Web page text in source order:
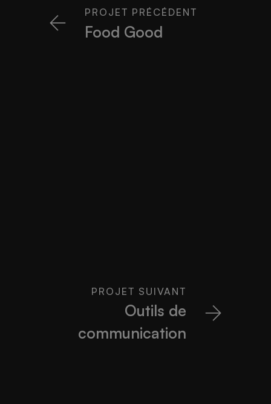
PROJET PRÉCÉDENT
Food Good
PROJET SUIVANT
Outils de
communication